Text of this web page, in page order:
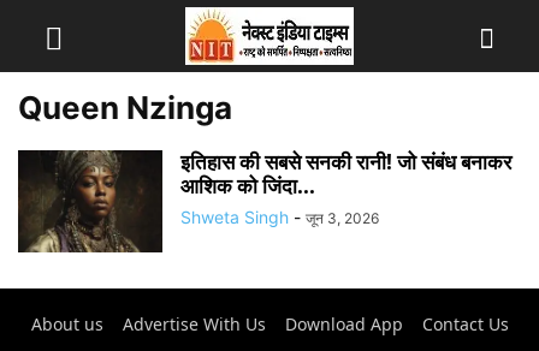
Queen Nzinga
इतिहास की सबसे सनकी रानी! जो संबंध बनाकर
आशिक को जिंदा...
Shweta Singh - जून 3, 2026
About us Advertise With Us Download App
Contact Us